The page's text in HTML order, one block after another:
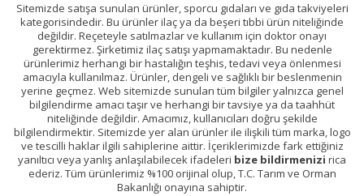
Sitemizde satışa sunulan ürünler, sporcu gıdaları ve gıda takviyeleri
kategorisindedir. Bu ürünler ilaç ya da beşeri tıbbi ürün niteliğinde
değildir. Reçeteyle satılmazlar ve kullanım için doktor onayı
gerektirmez. Şirketimiz ilaç satışı yapmamaktadır. Bu nedenle
ürünlerimiz herhangi bir hastalığın teşhis, tedavi veya önlenmesi
amacıyla kullanılmaz. Ürünler, dengeli ve sağlıklı bir beslenmenin
yerine geçmez. Web sitemizde sunulan tüm bilgiler yalnızca genel
bilgilendirme amacı taşır ve herhangi bir tavsiye ya da taahhüt
niteliğinde değildir. Amacımız, kullanıcıları doğru şekilde
bilgilendirmektir. Sitemizde yer alan ürünler ile ilişkili tüm marka, logo
ve tescilli haklar ilgili sahiplerine aittir. İçeriklerimizde fark ettiğiniz
yanıltıcı veya yanlış anlaşılabilecek ifadeleri bize bildirmenizi rica
ederiz. Tüm ürünlerimiz %100 orijinal olup, T.C. Tarım ve Orman
Bakanlığı onayına sahiptir.